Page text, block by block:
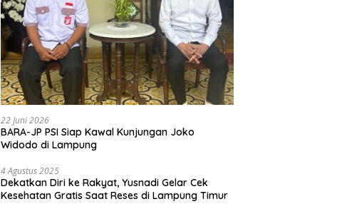
22 Juni 2026
BARA-JP PSI Siap Kawal Kunjungan Joko
Widodo di Lampung
4 Agustus 2025
Dekatkan Diri ke Rakyat, Yusnadi Gelar Cek
Kesehatan Gratis Saat Reses di Lampung Timur